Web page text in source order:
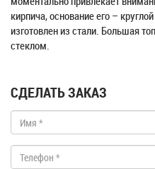
кирпича, основание его –
изготовлен из стали. Большая
стеклом.
СДЕЛАТЬ ЗАКАЗ